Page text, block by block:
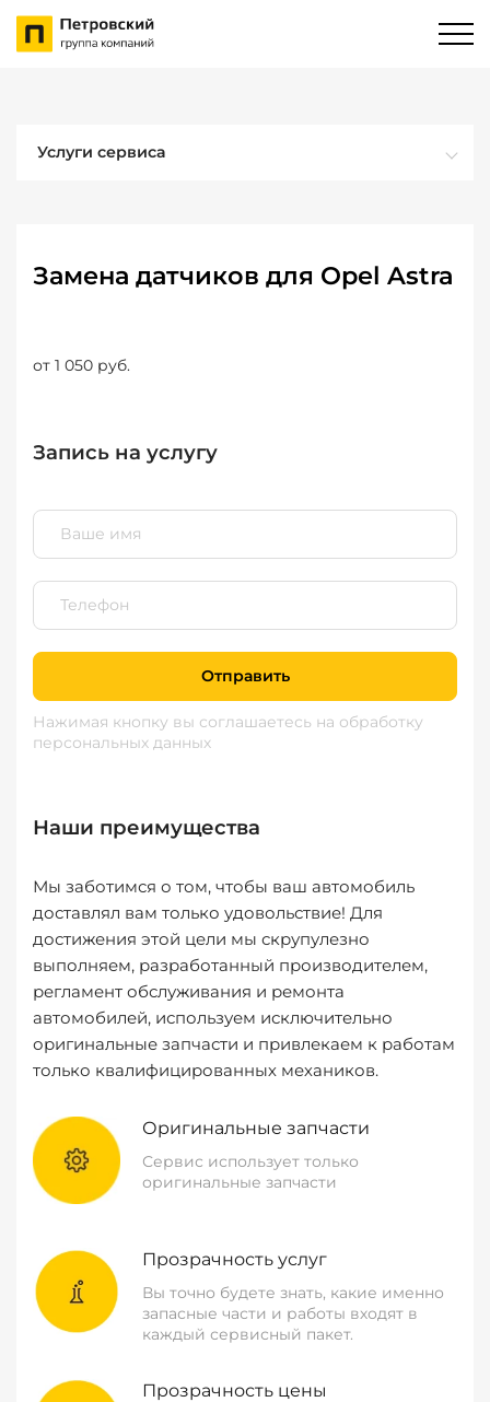
Услуги сервиса
Замена датчиков для Opel Astra
от 1 050 руб.
Запись на услугу
Отправить
Нажимая кнопку вы соглашаетесь на обработку
персональных данных
Наши преимущества
Мы заботимся о том, чтобы ваш автомобиль
доставлял вам только удовольствие! Для
достижения этой цели мы скрупулезно
выполняем, разработанный производителем,
регламент обслуживания и ремонта
автомобилей, используем исключительно
оригинальные запчасти и привлекаем к работам
только квалифицированных механиков.
Оригинальные запчасти
Сервис использует только
оригинальные запчасти
Прозрачность услуг
Вы точно будете знать, какие именно
запасные части и работы входят в
каждый сервисный пакет.
Прозрачность цены